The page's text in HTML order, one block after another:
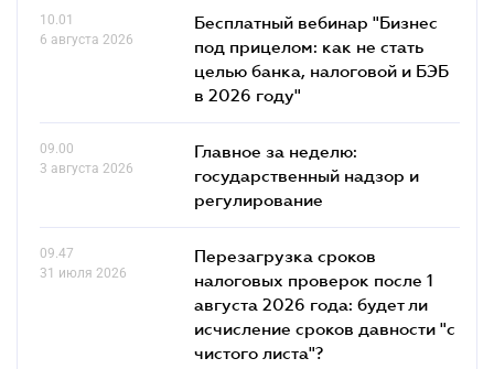
10.01
6 августа 2026
Бесплатный вебинар "Бизнес
под прицелом: как не стать
целью банка, налоговой и БЭБ
в 2026 году"
09.00
3 августа 2026
Главное за неделю:
государственный надзор и
регулирование
09.47
31 июля 2026
Перезагрузка сроков
налоговых проверок после 1
августа 2026 года: будет ли
исчисление сроков давности "с
чистого листа"?